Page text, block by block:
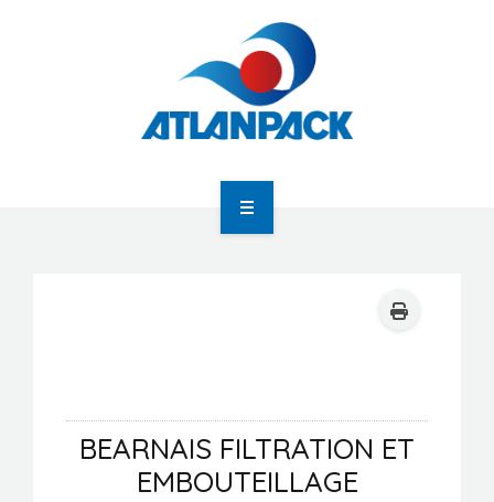
NewsletterBEARNAIS FILTRATION ET
EMBOUTEILLAGE